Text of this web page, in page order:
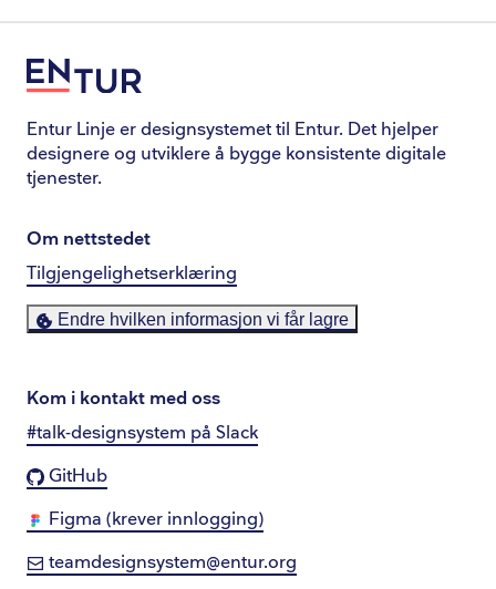
Entur Linje er designsystemet til Entur. Det hjelper
designere og utviklere å bygge konsistente digitale
tjenester.
Om nettstedet
Tilgjengelighetserklæring
Endre hvilken informasjon vi får lagre
Kom i kontakt med oss
#talk-designsystem på Slack
GitHub
Figma (krever innlogging)
teamdesignsystem@entur.org